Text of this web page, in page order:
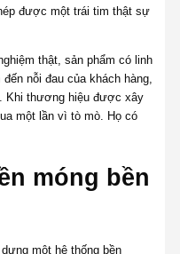
được một trái tim thật sự
thật, sản phẩm có linh
nỗi đau của khách hàng,
Khi thương hiệu được xây
một lần vì tò mò. Họ có
móng bền
một hệ thống bền